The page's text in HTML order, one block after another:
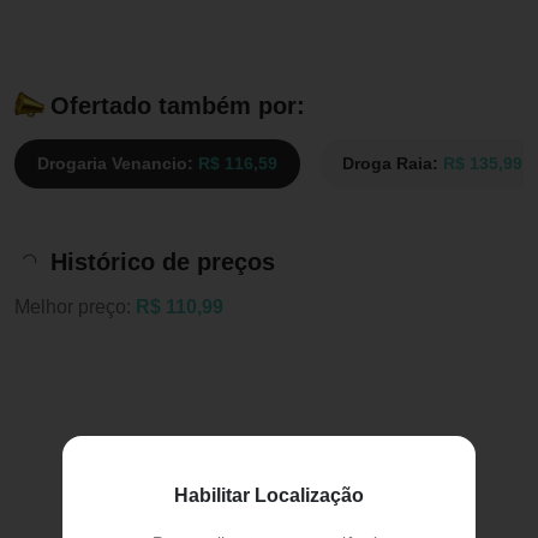
Habilitar Localização
Ofertado também por:
Drogaria Venancio: R$ 116,59 Droga Raia: R$ 135,99
Histórico de preços
Melhor preço: R$ 110,99